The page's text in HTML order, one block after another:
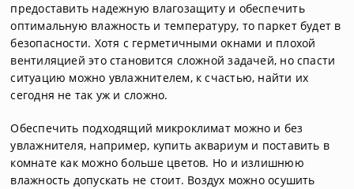
предоставить надежную влагозащиту и обеспечить
оптимальную влажность и температуру, то паркет будет в
безопасности. Хотя с герметичными окнами и плохой
вентиляцией это становится сложной задачей, но спасти
ситуацию можно увлажнителем, к счастью, найти их
сегодня не так уж и сложно.
Обеспечить подходящий микроклимат можно и без
увлажнителя, например, купить аквариум и поставить в
комнате как можно больше цветов. Но и излишнюю
влажность допускать не стоит. Воздух можно осушить